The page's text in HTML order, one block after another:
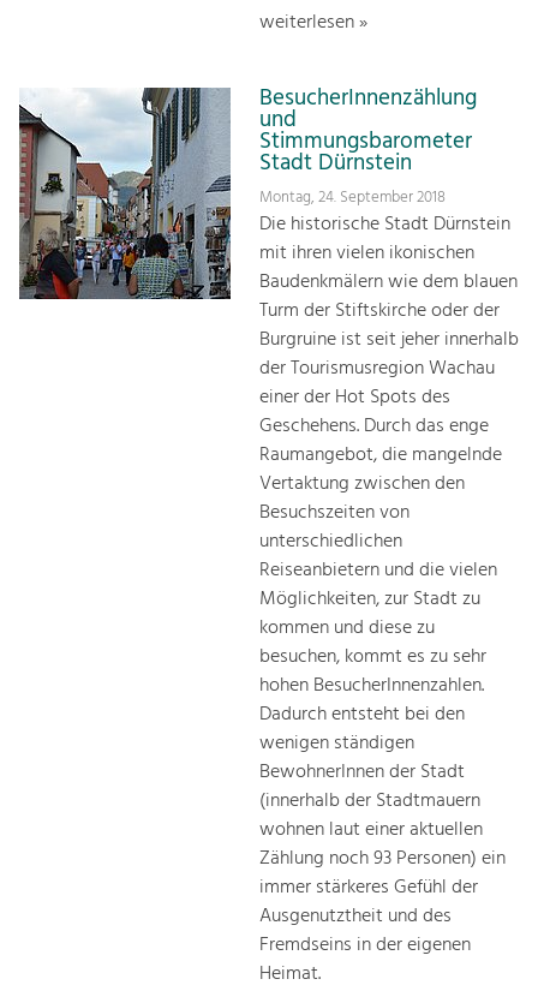
weiterlesen »
BesucherInnenzählung
und
Stimmungsbarometer
Stadt Dürnstein
Montag, 24. September 2018
Die historische Stadt Dürnstein
mit ihren vielen ikonischen
Baudenkmälern wie dem blauen
Turm der Stiftskirche oder der
Burgruine ist seit jeher innerhalb
der Tourismusregion Wachau
einer der Hot Spots des
Geschehens. Durch das enge
Raumangebot, die mangelnde
Vertaktung zwischen den
Besuchszeiten von
unterschiedlichen
Reiseanbietern und die vielen
Möglichkeiten, zur Stadt zu
kommen und diese zu
besuchen, kommt es zu sehr
hohen BesucherInnenzahlen.
Dadurch entsteht bei den
wenigen ständigen
BewohnerInnen der Stadt
(innerhalb der Stadtmauern
wohnen laut einer aktuellen
Zählung noch 93 Personen) ein
immer stärkeres Gefühl der
Ausgenutztheit und des
Fremdseins in der eigenen
Heimat.